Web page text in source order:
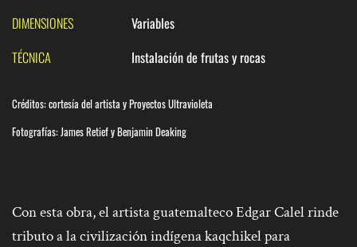
DIMENSIONES
Variables
TÉCNICA
Instalación de frutas y rocas
Créditos:cortesía del artista y Proyectos Ultravioleta
Fotografías: James Retief y Benjamin Deaking
Con esta obra, el artista guatemalteco Edgar Calel rinde
tributo a la civilización indígena kaqchikel para